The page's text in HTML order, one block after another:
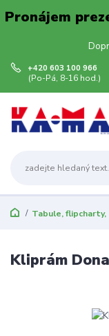
Pronájem
+420 603 100 966
(Po-Pá, 8-16 hod.)
Tabule,
Kliprám